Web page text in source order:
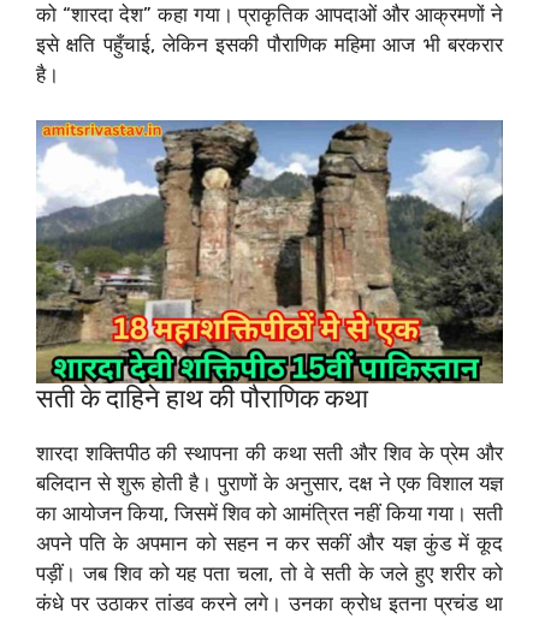
को “शारदा देश” कहा गया। प्राकृतिक आपदाओं और आक्रमणों ने
इसे क्षति पहुँचाई, लेकिन इसकी पौराणिक महिमा आज भी बरकरार
है।
सती के दाहिने हाथ की पौराणिक कथा
शारदा शक्तिपीठ की स्थापना की कथा सती और शिव के प्रेम और
बलिदान से शुरू होती है। पुराणों के अनुसार, दक्ष ने एक विशाल यज्ञ
का आयोजन किया, जिसमें शिव को आमंत्रित नहीं किया गया। सती
अपने पति के अपमान को सहन न कर सकीं और यज्ञ कुंड में कूद
पड़ीं। जब शिव को यह पता चला, तो वे सती के जले हुए शरीर को
कंधे पर उठाकर तांडव करने लगे। उनका क्रोध इतना प्रचंड था